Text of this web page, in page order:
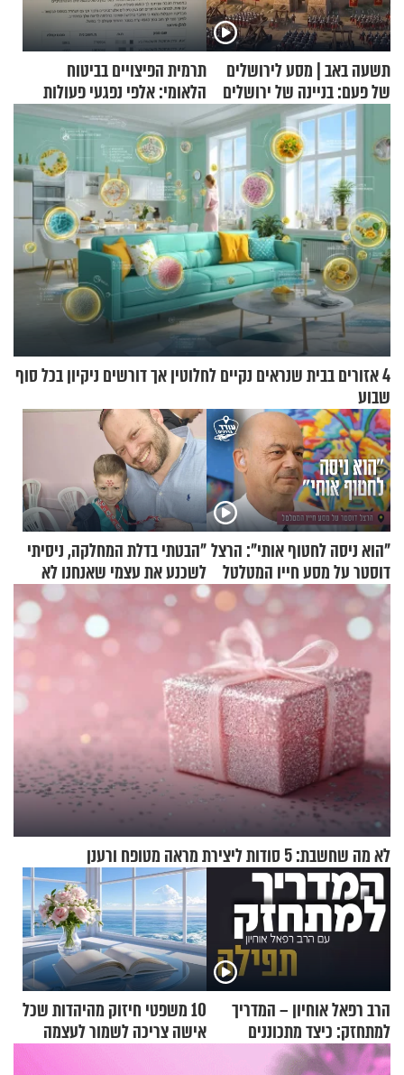
תשעה באב | מסע לירושלים
של פעם: בניינה של ירושלים
תרמית הפיצויים בביטוח
הלאומי: אלפי נפגעי פעולות
איבה קיבלו כספים במירמה
4 אזורים בבית שנראים נקיים לחלוטין אך דורשים ניקיון בכל סוף
שבוע
"הוא ניסה לחטוף אותי": הרצל
דוסטר על מסע חייו המטלטל
"הבטתי בדלת המחלקה, ניסיתי
לשכנע את עצמי שאנחנו לא
שייכים לשם"
לא מה שחשבת: 5 סודות ליצירת מראה מטופח ורענן
הרב רפאל אוחיון – המדריך
למתחזק: כיצד מתכוננים
לתפילה?
10 משפטי חיזוק מהיהדות שכל
אישה צריכה לשמור לעצמה